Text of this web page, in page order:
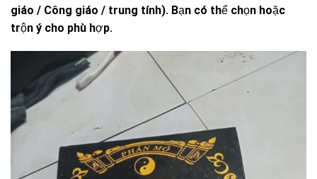
giáo / Công giáo / trung tính). Bạn có thể chọn hoặc
trộn ý cho phù hợp.